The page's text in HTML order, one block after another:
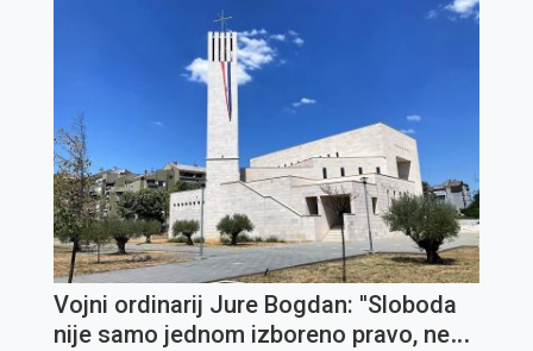
Vojni ordinarij Jure Bogdan: ''Sloboda
nije samo jednom izboreno pravo, nego